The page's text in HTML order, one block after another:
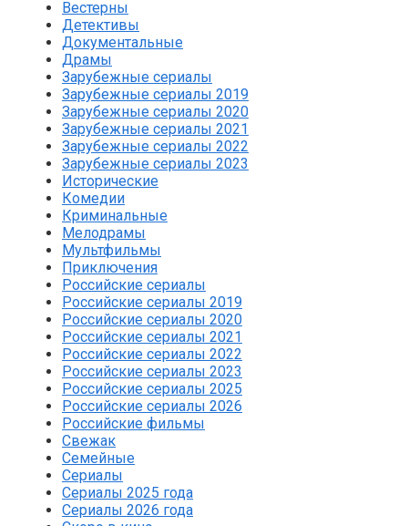
Вестерны
Детективы
Документальные
Драмы
Зарубежные сериалы
Зарубежные сериалы 2019
Зарубежные сериалы 2020
Зарубежные сериалы 2021
Зарубежные сериалы 2022
Зарубежные сериалы 2023
Исторические
Комедии
Криминальные
Мелодрамы
Мультфильмы
Приключения
Российские сериалы
Российские сериалы 2019
Российские сериалы 2020
Российские сериалы 2021
Российские сериалы 2022
Российские сериалы 2023
Российские сериалы 2025
Российские сериалы 2026
Российские фильмы
Свежак
Семейные
Сериалы
Сериалы 2025 года
Сериалы 2026 года